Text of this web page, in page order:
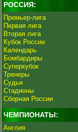
РОССИЯ:
Премьер-лига
Первая лига
Вторая лига
Кубок России
Календарь
Бомбардиры
Суперкубок
Тренеры
Судьи
Стадионы
Сборная России
ЧЕМПИОНАТЫ:
Англия